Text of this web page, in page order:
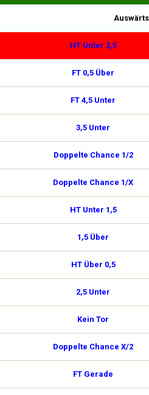
HT Unter 2,5
FT 0,5 Über
FT 4,5 Unter
3,5 Unter
Doppelte Chance 1/2
Doppelte Chance 1/X
HT Unter 1,5
1,5 Über
HT Über 0,5
2,5 Unter
Kein Tor
Doppelte Chance X/2
FT Gerade